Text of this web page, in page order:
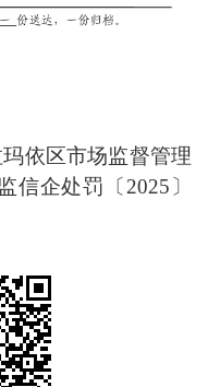
依区市场监督管理
信企处罚〔2025〕